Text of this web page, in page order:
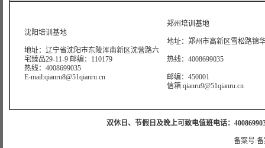
沈阳培训基地
地址：辽宁省沈阳市东陵浑南新区沈营路六
宅臻品29-11-9 邮编：110179
热线：4008699035
E-mail:qianru8@51qianru.cn
郑州培训基地
地址：郑州市高新区雪松路锦
热线：4008699035
邮编：450001
信箱:qianru9@51qianru.cn
双休日、节假日及晚上可致电值班电话：
备案号: